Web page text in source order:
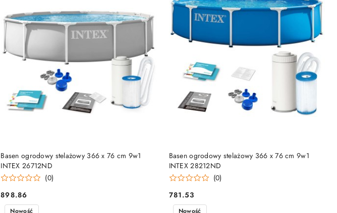
Basen ogrodowy stelażowy 366 x 76 cm 9w1
INTEX 26712ND
(0)
Cena:
898.86
PRODUKT NIEDOSTĘPNY
Basen ogrodowy stelażowy 366 x 76 cm 9w1
INTEX 28212ND
(0)
Cena:
781.53
PRODUKT NIEDOSTĘPNY
Nowość Nowość